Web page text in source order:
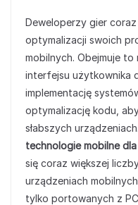
Deweloperzy gier
optymalizacji swoich
mobilnych. Obejmuje
interfejsu użytkownika
implementację
optymalizację kodu, aby
słabszych urządzeniach.
technologie mobilne
się coraz większej
urządzeniach
tylko portowanych z